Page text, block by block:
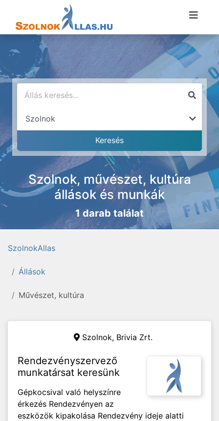
Szolnok, művészet, kultúra
állások és munkák
1 darab találat
SzolnokAllas
Állások
Művészet, kultúra
Szolnok, Brivia Zrt.
Rendezvényszervező
munkatársat keresünk
Gépkocsival való helyszínre
érkezés Rendezvényen az
eszközök kipakolása Rendezvény ideje alatti